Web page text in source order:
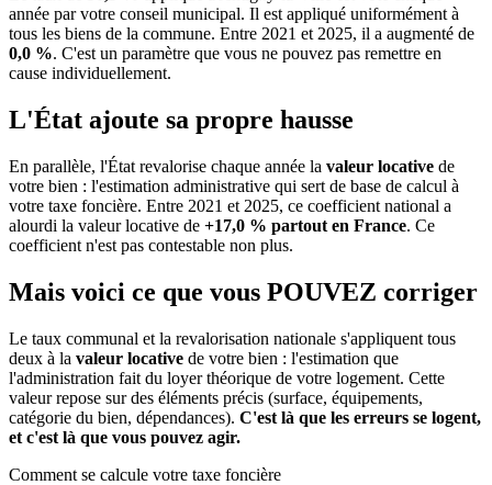
année par votre conseil municipal. Il est appliqué uniformément à
tous les biens de la commune. Entre 2021 et 2025, il a augmenté de
0,0 %. C'est un paramètre que vous ne pouvez pas remettre en
cause individuellement.
L'État ajoute sa propre hausse
En parallèle, l'État revalorise chaque année la valeur locative de
votre bien : l'estimation administrative qui sert de base de calcul à
votre taxe foncière. Entre 2021 et 2025, ce coefficient national a
alourdi la valeur locative de +17,0 % partout en France. Ce
coefficient n'est pas contestable non plus.
Mais voici ce que vous POUVEZ corriger
Le taux communal et la revalorisation nationale s'appliquent tous
deux à la valeur locative de votre bien : l'estimation que
l'administration fait du loyer théorique de votre logement. Cette
valeur repose sur des éléments précis (surface, équipements,
catégorie du bien, dépendances). C'est là que les erreurs se logent,
et c'est là que vous pouvez agir.
Comment se calcule votre taxe foncière